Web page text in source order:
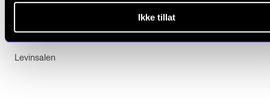
Ikke tillat
Fredag 22. november -
11:00 - 18:00
Levinsalen